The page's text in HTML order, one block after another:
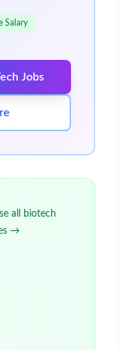
Salary
Jobs
all biotech
→